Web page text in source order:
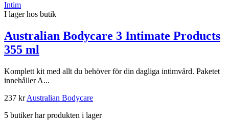
Intim
I lager hos butik
Australian Bodycare 3 Intimate Products
355 ml
Komplett kit med allt du behöver för din dagliga intimvård. Paketet
innehåller A...
237 krAustralian Bodycare
5 butiker har produkten i lager